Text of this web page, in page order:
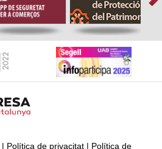
| Política de privacitat | Política de